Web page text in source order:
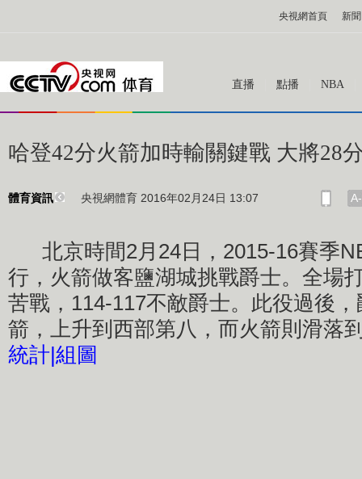
央視網首頁 新聞
直播 點播 NBA
哈登42分火箭加時輸關鍵戰 大將28
體育資訊 央視網體育 2016年02月24日 13:07 A-
北京時間2月24日，2015-16賽季
行，火箭做客鹽湖城挑戰爵士。全場
苦戰，114-117不敵爵士。此役過後
箭，上升到西部第八，而火箭則滑落
統計|組圖